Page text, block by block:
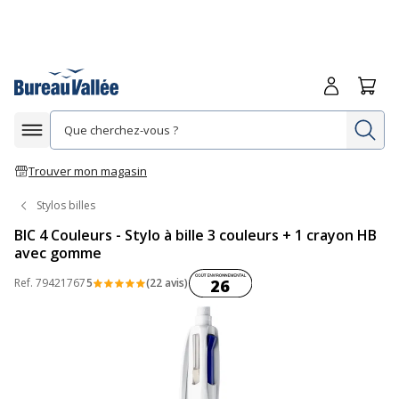
Afficher la navigation
Trouver mon magasin
Me
Stylos billes
BIC 4 Couleurs - Stylo à bille 3 couleurs + 1 crayon HB
avec gomme
Ref. 794217675 (22 avis)Coût environnemental :
26